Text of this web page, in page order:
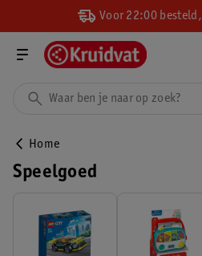
Voor 22:00
Home
Speelgoed